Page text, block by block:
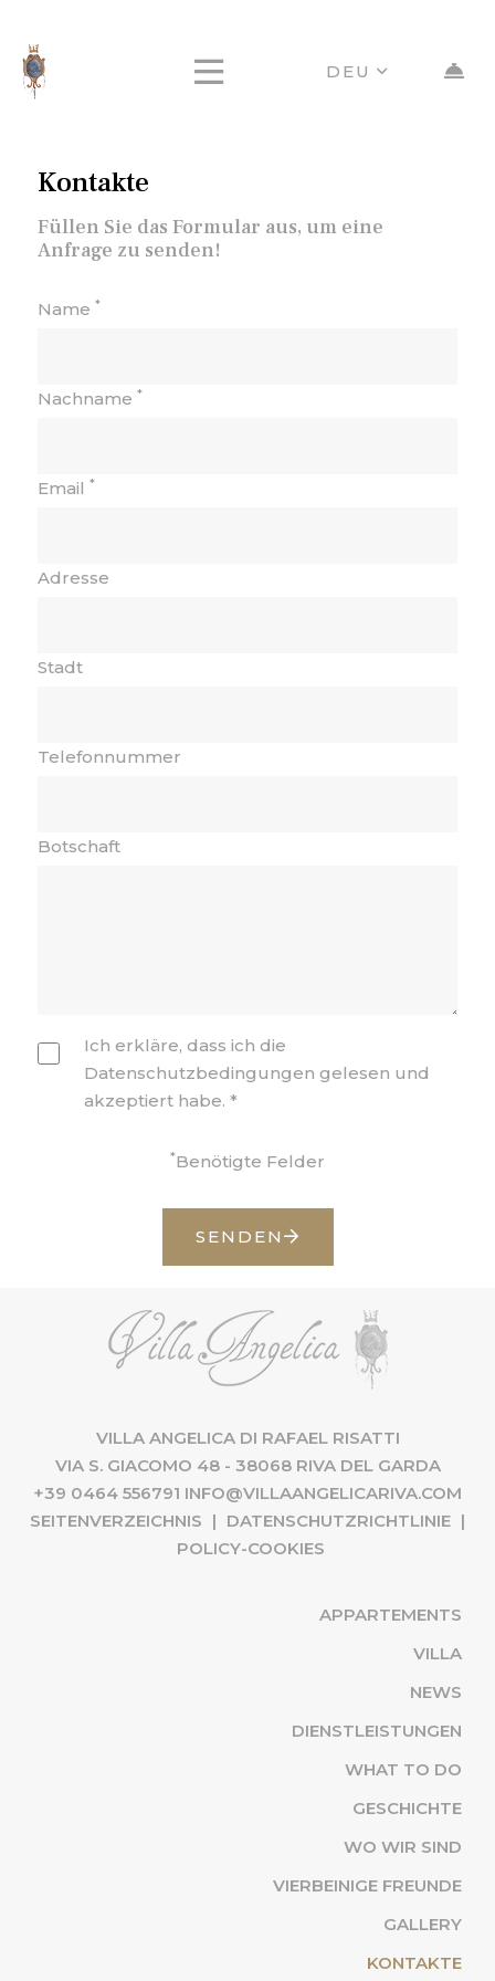
DEU
Kontakte
Füllen Sie das Formular aus, um eine
Anfrage zu senden!
Name *
Nachname *
Email *
Adresse
Stadt
Telefonnummer
Botschaft
Ich erkläre, dass ich die
Datenschutzbedingungen gelesen und
akzeptiert habe.*
*Benötigte Felder
SENDEN
VILLA ANGELICA DI RAFAEL RISATTI
VIA S. GIACOMO 48 - 38068 RIVA DEL GARDA
+39 0464 556791 INFO@VILLAANGELICARIVA.COM
SEITENVERZEICHNIS | DATENSCHUTZRICHTLINIE |
POLICY-COOKIES
APPARTEMENTS
VILLA
NEWS
DIENSTLEISTUNGEN
WHAT TO DO
GESCHICHTE
WO WIR SIND
VIERBEINIGE FREUNDE
GALLERY
KONTAKTE